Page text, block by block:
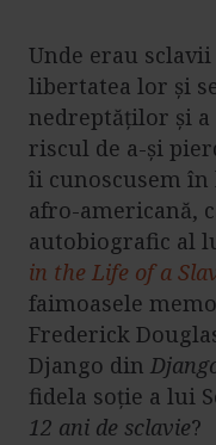
Unde erau
libertatea lor și
nedreptăților și
riscul de a-și
îi cunoscusem
afro-americană,
autobiografic al
in the Life of a
faimoasele
Frederick
Django din
fidela soție a lui
12 ani de sclavie?